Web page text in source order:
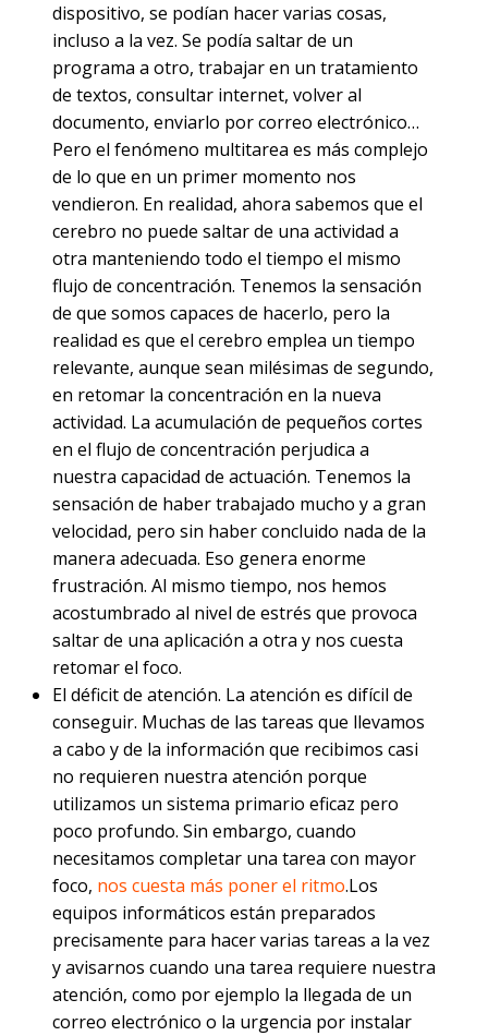
dispositivo, se podían hacer varias cosas,
incluso a la vez. Se podía saltar de un
programa a otro, trabajar en un tratamiento
de textos, consultar internet, volver al
documento, enviarlo por correo electrónico…
Pero el fenómeno multitarea es más complejo
de lo que en un primer momento nos
vendieron. En realidad, ahora sabemos que el
cerebro no puede saltar de una actividad a
otra manteniendo todo el tiempo el mismo
flujo de concentración. Tenemos la sensación
de que somos capaces de hacerlo, pero la
realidad es que el cerebro emplea un tiempo
relevante, aunque sean milésimas de segundo,
en retomar la concentración en la nueva
actividad. La acumulación de pequeños cortes
en el flujo de concentración perjudica a
nuestra capacidad de actuación. Tenemos la
sensación de haber trabajado mucho y a gran
velocidad, pero sin haber concluido nada de la
manera adecuada. Eso genera enorme
frustración. Al mismo tiempo, nos hemos
acostumbrado al nivel de estrés que provoca
saltar de una aplicación a otra y nos cuesta
retomar el foco.
El déficit de atención. La atención es difícil de
conseguir. Muchas de las tareas que llevamos
a cabo y de la información que recibimos casi
no requieren nuestra atención porque
utilizamos un sistema primario eficaz pero
poco profundo. Sin embargo, cuando
necesitamos completar una tarea con mayor
foco, nos cuesta más poner el ritmo.Los
equipos informáticos están preparados
precisamente para hacer varias tareas a la vez
y avisarnos cuando una tarea requiere nuestra
atención, como por ejemplo la llegada de un
correo electrónico o la urgencia por instalar